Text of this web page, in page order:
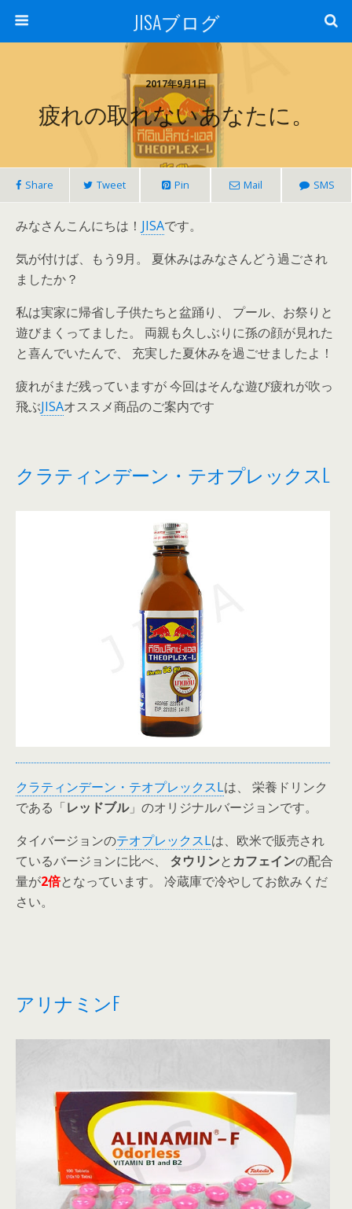
JISAブログ
2017年9月1日
疲れの取れないあなたに。
Share Tweet Pin Mail SMS
みなさんこんにちは！ JISAです。
気が付けば、もう9月。 夏休みはみなさんどう過ごされ
ましたか？
私は実家に帰省し子供たちと盆踊り、 プール、お祭りと
遊びまくってました。 両親も久しぶりに孫の顔が見れた
と喜んでいたんで、 充実した夏休みを過ごせましたよ！
疲れがまだ残っていますが 今回はそんな遊び疲れが吹っ
飛ぶJISAオススメ商品のご案内です
クラティンデーン・テオプレックスL
クラティンデーン・テオプレックスLは、 栄養ドリンク
である「レッドブル」のオリジナルバージョンです。
タイバージョンのテオプレックスLは、欧米で販売され
ているバージョンに比べ、 タウリンと カフェインの配合
量が2倍となっています。 冷蔵庫で冷やしてお飲みくだ
さい。
アリナミンF